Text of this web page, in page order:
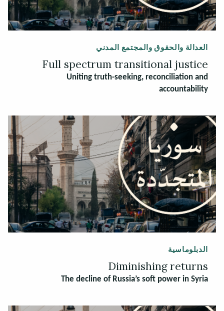
العدالة والحقوق والمجتمع المدني
Full spectrum transitional justice
Uniting truth-seeking, reconciliation and
accountability
الدبلوماسية
Diminishing returns
The decline of Russia’s soft power in Syria